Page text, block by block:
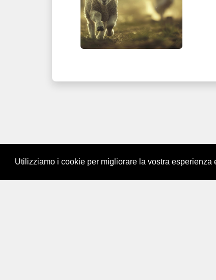
Utilizziamo i cookie per migliorare la vostra esperienza